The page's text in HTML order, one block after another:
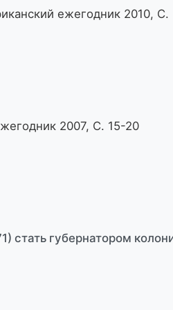
ежегодник 2010, С.
2007, С. 15-20
стать губернатором